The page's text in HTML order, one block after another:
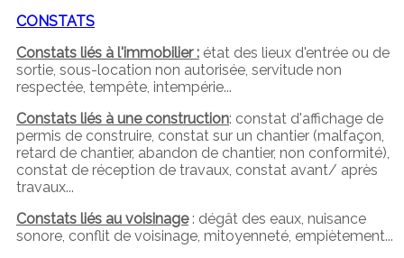
CONSTATS
Constats liés à l'immobilier :état des lieux d'entrée ou de
sortie, sous-location non autorisée, servitude non
respectée, tempête, intempérie...
Constats liés à une construction: constat d'affichage de
permis de construire, constat sur un chantier (malfaçon,
retard de chantier, abandon de chantier, non conformité),
constat de réception de travaux, constat avant/ après
travaux...
Constats liés au voisinage: dégât des eaux, nuisance
sonore, conflit de voisinage, mitoyenneté, empiètement...